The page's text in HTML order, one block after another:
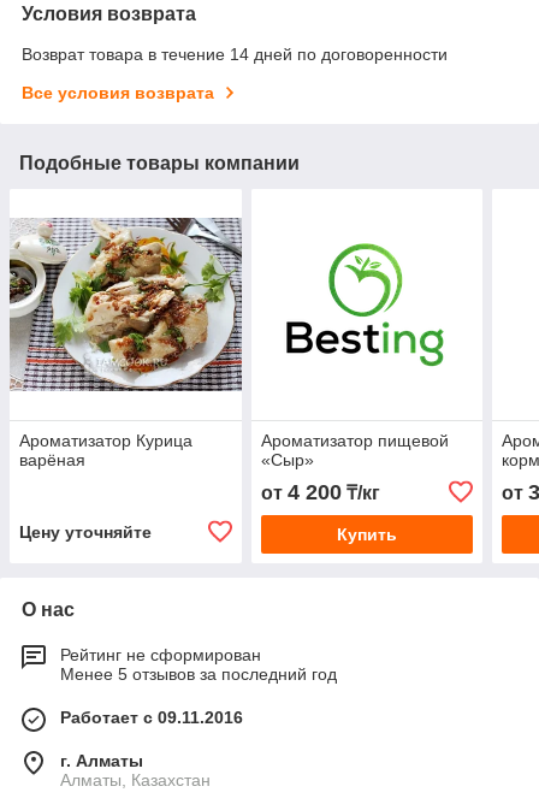
Условия возврата
Возврат товара в течение 14 дней по договоренности
Все условия возврата
Подобные товары компании
Ароматизатор Курица
варёная
Цену уточняйте
Ароматизатор пищевой
«Сыр»
от 4 200₸/кг
Купить
от
О нас
Рейтинг не сформирован
Менее 5 отзывов за последний год
Работает с 09.11.2016
г. Алматы
Алматы, Казахстан